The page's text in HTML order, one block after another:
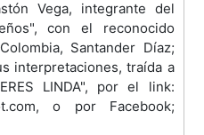
Vega, integrante del
con el reconocido
Santander Díaz;
interpretaciones, traída a
LINDA", por el link:
o por Facebook;